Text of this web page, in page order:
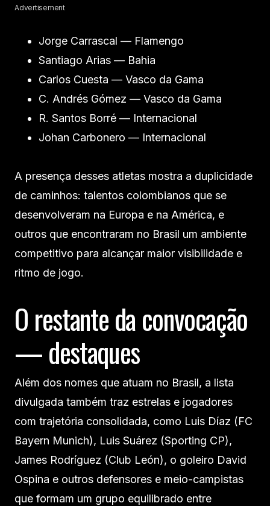
Advertisement
Jorge Carrascal — Flamengo
Santiago Arias — Bahia
Carlos Cuesta — Vasco da Gama
C. Andrés Gómez — Vasco da Gama
R. Santos Borré — Internacional
Johan Carbonero — Internacional
A presença desses atletas mostra a duplicidade
de caminhos: talentos colombianos que se
desenvolveram na Europa e na América, e
outros que encontraram no Brasil um ambiente
competitivo para alcançar maior visibilidade e
ritmo de jogo.
O restante da convocação
— destaques
Além dos nomes que atuam no Brasil, a lista
divulgada também traz estrelas e jogadores
com trajetória consolidada, como Luis Díaz (FC
Bayern Munich), Luis Suárez (Sporting CP),
James Rodríguez (Club León), o goleiro David
Ospina e outros defensores e meio-campistas
que formam um grupo equilibrado entre